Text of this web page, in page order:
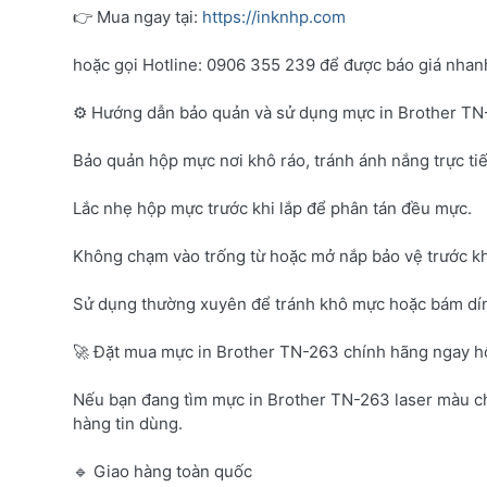
👉 Mua ngay tại: https://inknhp.com
hoặc gọi Hotline: 0906 355 239 để được báo giá
⚙️ Hướng dẫn bảo quản và sử dụng mực in Brother
Bảo quản hộp mực nơi khô ráo, tránh ánh nắng trực
Lắc nhẹ hộp mực trước khi lắp để phân tán đều mực.
Không chạm vào trống từ hoặc mở nắp bảo vệ trước
Sử dụng thường xuyên để tránh khô mực hoặc bám
🚀 Đặt mua mực in Brother TN-263 chính hãng ngay
Nếu bạn đang tìm mực in Brother TN-263 laser màu
hàng tin dùng.
🔹 Giao hàng toàn quốc